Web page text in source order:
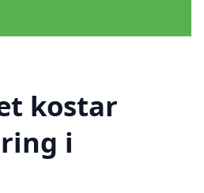
kostar
i